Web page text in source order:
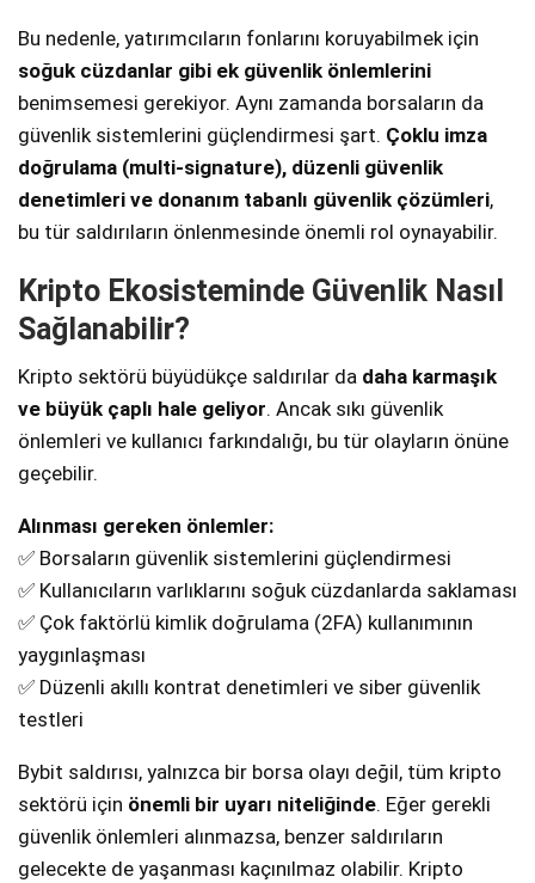
Bu nedenle, yatırımcıların fonlarını koruyabilmek için
soğuk cüzdanlar gibi ek güvenlik önlemlerini
benimsemesi gerekiyor. Aynı zamanda borsaların da
güvenlik sistemlerini güçlendirmesi şart. Çoklu imza
doğrulama (multi-signature), düzenli güvenlik
denetimleri ve donanım tabanlı güvenlik çözümleri,
bu tür saldırıların önlenmesinde önemli rol oynayabilir.
Kripto Ekosisteminde Güvenlik Nasıl
Sağlanabilir?
Kripto sektörü büyüdükçe saldırılar da daha karmaşık
ve büyük çaplı hale geliyor. Ancak sıkı güvenlik
önlemleri ve kullanıcı farkındalığı, bu tür olayların önüne
geçebilir.
Alınması gereken önlemler:
✅ Borsaların güvenlik sistemlerini güçlendirmesi
✅ Kullanıcıların varlıklarını soğuk cüzdanlarda saklaması
✅ Çok faktörlü kimlik doğrulama (2FA) kullanımının
yaygınlaşması
✅ Düzenli akıllı kontrat denetimleri ve siber güvenlik
testleri
Bybit saldırısı, yalnızca bir borsa olayı değil, tüm kripto
sektörü için önemli bir uyarı niteliğinde. Eğer gerekli
güvenlik önlemleri alınmazsa, benzer saldırıların
gelecekte de yaşanması kaçınılmaz olabilir. Kripto